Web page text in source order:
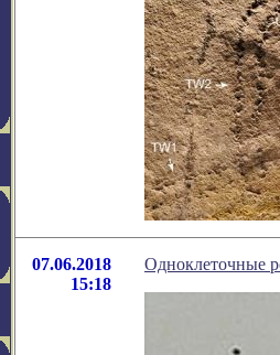
07.06.2018
15:18
Одноклеточные